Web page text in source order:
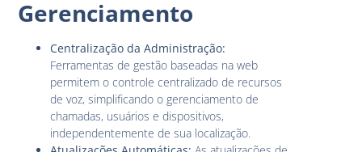
Gerenciamento
Centralização da Administração:
Ferramentas de gestão baseadas na web
permitem o controle centralizado de recursos
de voz, simplificando o gerenciamento de
chamadas, usuários e dispositivos,
independentemente de sua localização.